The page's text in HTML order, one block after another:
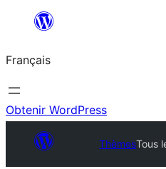
contenu
Français
Obtenir WordPress
ThèmesTous